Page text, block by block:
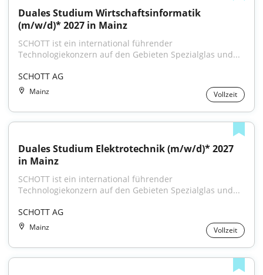
Duales Studium Wirtschaftsinformatik
(m/w/d)* 2027 in Mainz
SCHOTT ist ein international führender
Technologiekonzern auf den Gebieten Spezialglas und...
SCHOTT AG
Mainz Vollzeit
Duales Studium Elektrotechnik (m/w/d)* 2027
in Mainz
SCHOTT ist ein international führender
Technologiekonzern auf den Gebieten Spezialglas und...
SCHOTT AG
Mainz Vollzeit